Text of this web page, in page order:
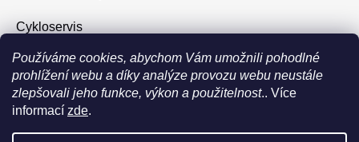
Používáme cookies, abychom Vám umožnili pohodlné
prohlížení webu a díky analýze provozu webu neustále
zlepšovali jeho funkce, výkon a použitelnost.. Více
informací zde.
Cykloservis
Skiservis
Obchodní podmínky
Podmínky ochrany osobních údajů